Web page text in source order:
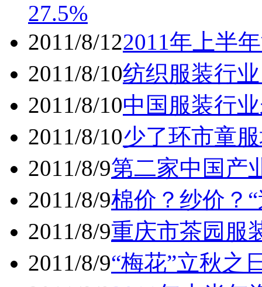
27.5%
2011/8/122011年上半
2011/8/10纺织服装行
2011/8/10中国服装行
2011/8/10少了环市童
2011/8/9第二家中国产
2011/8/9棉价？纱价？
2011/8/9重庆市茶园服
2011/8/9“梅花”立秋之